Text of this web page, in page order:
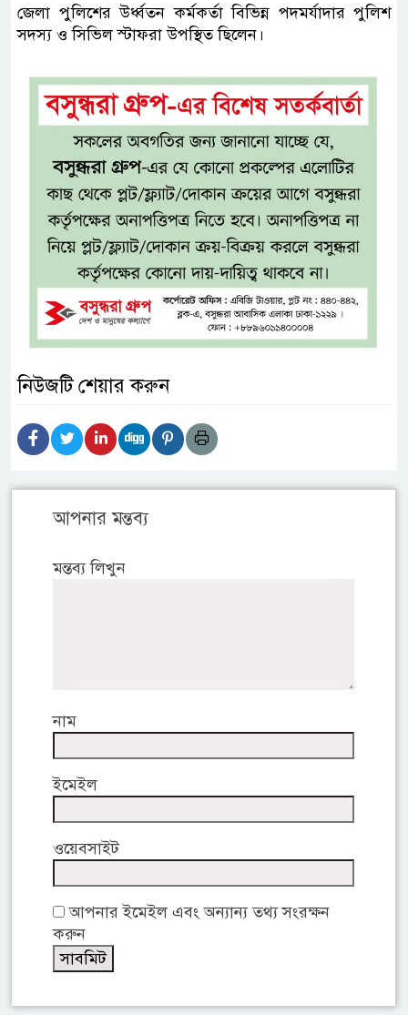
জেলা পুলিশের উর্ধ্বতন কর্মকর্তা বিভিন্ন পদমর্যাদার পুলিশ
সদস্য ও সিভিল স্টাফরা উপস্থিত ছিলেন।
নিউজটি শেয়ার করুন
আপনার মন্তব্য
মন্তব্য লিখুন
নাম
ইমেইল
ওয়েবসাইট
আপনার ইমেইল এবং অন্যান্য তথ্য সংরক্ষন
করুন